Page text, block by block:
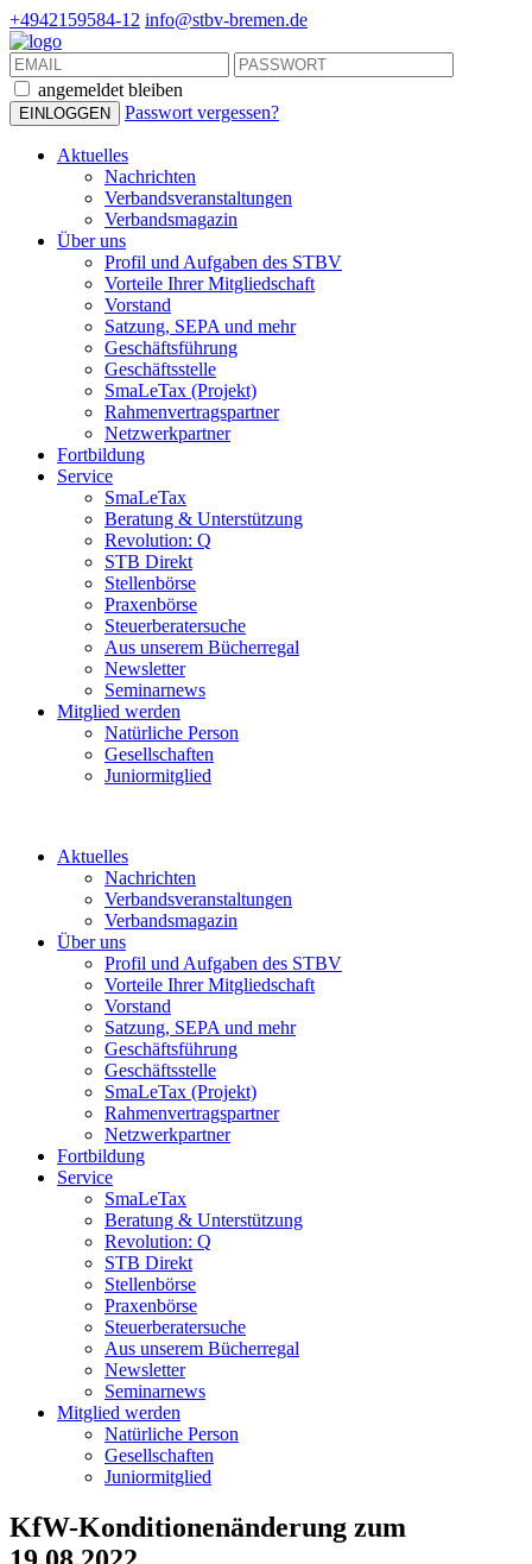
+4942159584-12 info@stbv-bremen.de
angemeldet bleiben
Passwort vergessen?
Aktuelles
Nachrichten
Verbandsveranstaltungen
Verbandsmagazin
Über uns
Profil und Aufgaben des STBV
Vorteile Ihrer Mitgliedschaft
Vorstand
Satzung, SEPA und mehr
Geschäftsführung
Geschäftsstelle
SmaLeTax (Projekt)
Rahmenvertragspartner
Netzwerkpartner
Fortbildung
Service
SmaLeTax
Beratung & Unterstützung
Revolution: Q
STB Direkt
Stellenbörse
Praxenbörse
Steuerberatersuche
Aus unserem Bücherregal
Newsletter
Seminarnews
Mitglied werden
Natürliche Person
Gesellschaften
Juniormitglied
Aktuelles
Nachrichten
Verbandsveranstaltungen
Verbandsmagazin
Über uns
Profil und Aufgaben des STBV
Vorteile Ihrer Mitgliedschaft
Vorstand
Satzung, SEPA und mehr
Geschäftsführung
Geschäftsstelle
SmaLeTax (Projekt)
Rahmenvertragspartner
Netzwerkpartner
Fortbildung
Service
SmaLeTax
Beratung & Unterstützung
Revolution: Q
STB Direkt
Stellenbörse
Praxenbörse
Steuerberatersuche
Aus unserem Bücherregal
Newsletter
Seminarnews
Mitglied werden
Natürliche Person
Gesellschaften
Juniormitglied
KfW-Konditionenänderung zum